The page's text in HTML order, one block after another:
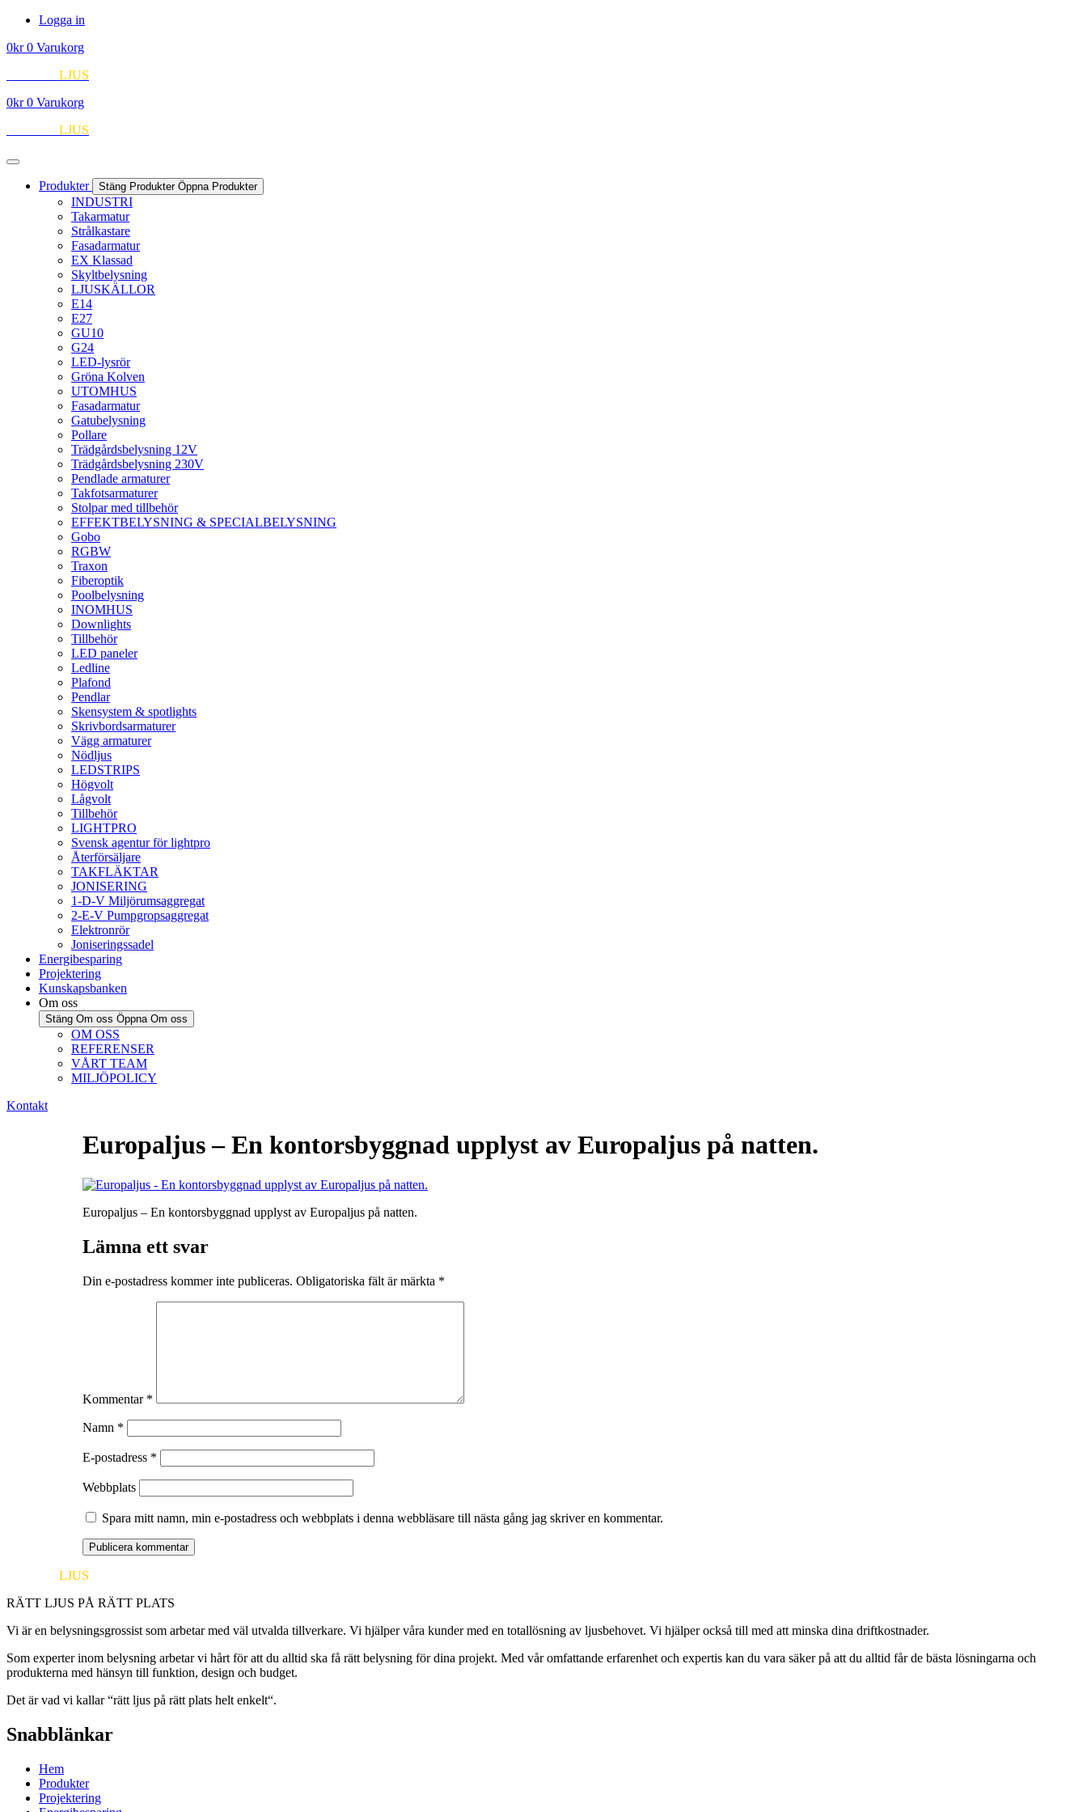
Hoppa
innehåll
Logga in
0kr 0 Varukorg
LJUS
0kr 0 Varukorg
LJUS
Produkter Stäng Produkter Öppna Produkter
INDUSTRI
Takarmatur
Strålkastare
Fasadarmatur
EX Klassad
Skyltbelysning
LJUSKÄLLOR
E14
E27
GU10
G24
LED-lysrör
Gröna Kolven
UTOMHUS
Fasadarmatur
Gatubelysning
Pollare
Trädgårdsbelysning 12V
Trädgårdsbelysning 230V
Pendlade armaturer
Takfotsarmaturer
Stolpar med tillbehör
EFFEKTBELYSNING & SPECIALBELYSNING
Gobo
RGBW
Traxon
Fiberoptik
Poolbelysning
INOMHUS
Downlights
Tillbehör
LED paneler
Ledline
Plafond
Pendlar
Skensystem & spotlights
Skrivbordsarmaturer
Vägg armaturer
Nödljus
LEDSTRIPS
Högvolt
Lågvolt
Tillbehör
LIGHTPRO
Svensk agentur för lightpro
Återförsäljare
TAKFLÄKTAR
JONISERING
1-D-V Miljörumsaggregat
2-E-V Pumpgropsaggregat
Elektronrör
Joniseringssadel
Energibesparing
Projektering
Kunskapsbanken
Om oss
Stäng Om oss Öppna Om oss
OM OSS
REFERENSER
VÅRT TEAM
MILJÖPOLICY
Kontakt
Europaljus – En kontorsbyggnad upplyst av Europaljus på natten.
Europaljus – En kontorsbyggnad upplyst av Europaljus på natten.
Lämna ett svar
Din e-postadress kommer inte publiceras. Obligatoriska fält är märkta *
Kommentar *
Namn *
E-postadress *
Webbplats
Spara mitt namn, min e-postadress och webbplats i denna webbläsare till nästa gång jag skriver en kommentar.
LJUS
RÄTT LJUS PÅ RÄTT PLATS
Vi är en belysningsgrossist som arbetar med väl utvalda tillverkare. Vi hjälper våra kunder med en totallösning av ljusbehovet. Vi hjälper också till med att minska dina driftkostnader.
Som experter inom belysning arbetar vi hårt för att du alltid ska få rätt belysning för dina projekt. Med vår omfattande erfarenhet och expertis kan du vara säker på att du alltid får de bästa lösningarna och
produkterna med hänsyn till funktion, design och budget.
Det är vad vi kallar “rätt ljus på rätt plats helt enkelt“.
Snabblänkar
Hem
Produkter
Projektering